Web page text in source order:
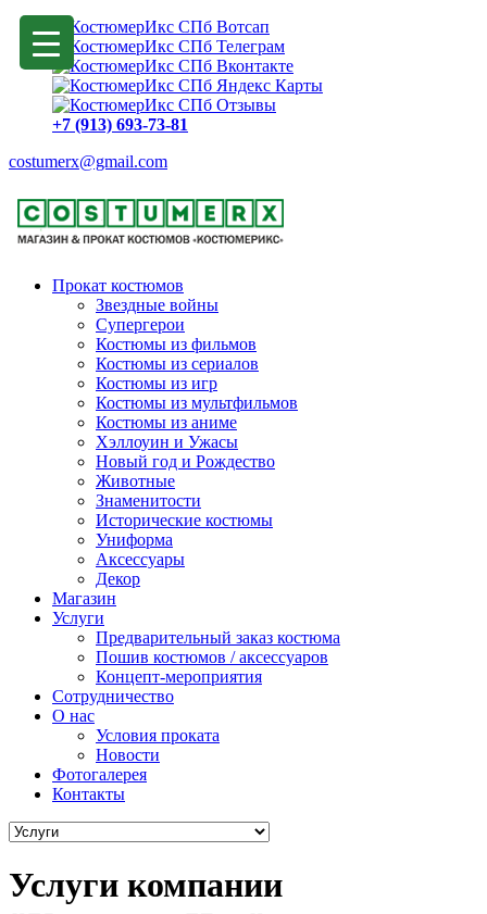
+7 (913) 693-73-81
costumerx@gmail.com
Прокат костюмов
Звездные войны
Супергерои
Костюмы из фильмов
Костюмы из сериалов
Костюмы из игр
Костюмы из мультфильмов
Костюмы из аниме
Хэллоуин и Ужасы
Новый год и Рождество
Животные
Знаменитости
Исторические костюмы
Униформа
Аксессуары
Декор
Магазин
Услуги
Предварительный заказ костюма
Пошив костюмов / аксессуаров
Концепт-мероприятия
Сотрудничество
О нас
Условия проката
Новости
Фотогалерея
Контакты
Услуги компании